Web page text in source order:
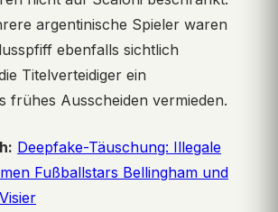
argentinische Spieler waren
ebenfalls sichtlich
Titelverteidiger ein
frühes Ausscheiden vermieden.
Deepfake-Täuschung: Illegale
Fußballstars Bellingham und